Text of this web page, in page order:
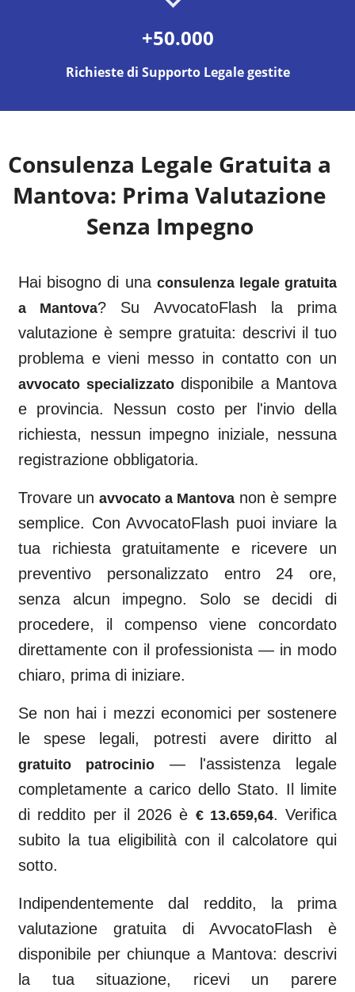
+50.000
Richieste di Supporto Legale gestite
Consulenza Legale Gratuita a
Mantova: Prima Valutazione
Senza Impegno
Hai bisogno di una consulenza legale gratuita
a Mantova? Su AvvocatoFlash la prima
valutazione è sempre gratuita: descrivi il tuo
problema e vieni messo in contatto con un
avvocato specializzato disponibile a Mantova
e provincia. Nessun costo per l'invio della
richiesta, nessun impegno iniziale, nessuna
registrazione obbligatoria.
Trovare un avvocato a Mantova non è sempre
semplice. Con AvvocatoFlash puoi inviare la
tua richiesta gratuitamente e ricevere un
preventivo personalizzato entro 24 ore,
senza alcun impegno. Solo se decidi di
procedere, il compenso viene concordato
direttamente con il professionista — in modo
chiaro, prima di iniziare.
Se non hai i mezzi economici per sostenere
le spese legali, potresti avere diritto al
gratuito patrocinio— l'assistenza legale
completamente a carico dello Stato. Il limite
di reddito per il 2026 è € 13.659,64. Verifica
subito la tua eligibilità con il calcolatore qui
sotto.
Indipendentemente dal reddito, la prima
valutazione gratuita di AvvocatoFlash è
disponibile per chiunque a Mantova: descrivi
la tua situazione, ricevi un parere